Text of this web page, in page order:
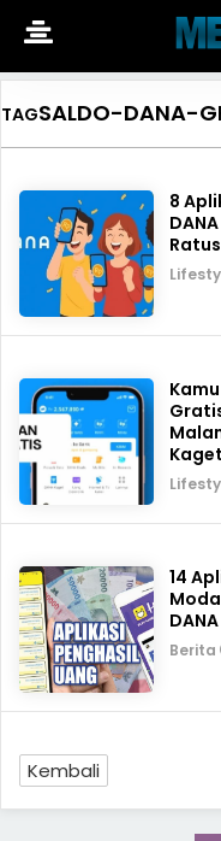
TAGSALDO-DANA-
8
Kaget
14
Berita
Kembali